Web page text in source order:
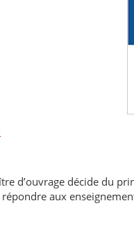
d’ouvrage décide du
aux